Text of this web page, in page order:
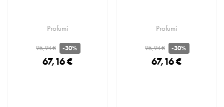
Profumi
95,94 € -30%
67,16 €
Profumi
95,94 € -30%
67,16 €